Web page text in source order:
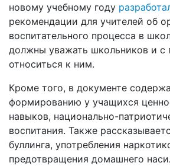
новому учебному году
рекомендации для учителей об
воспитательного процесса в
должны уважать школьников и с
относиться к ним.
Кроме того, в документе
формированию у учащихся
навыков, национально-
воспитания. Также
буллинга, употребления
предотвращения домашнего